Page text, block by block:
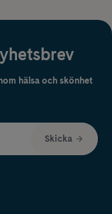
hälsa och skönhet
Skicka